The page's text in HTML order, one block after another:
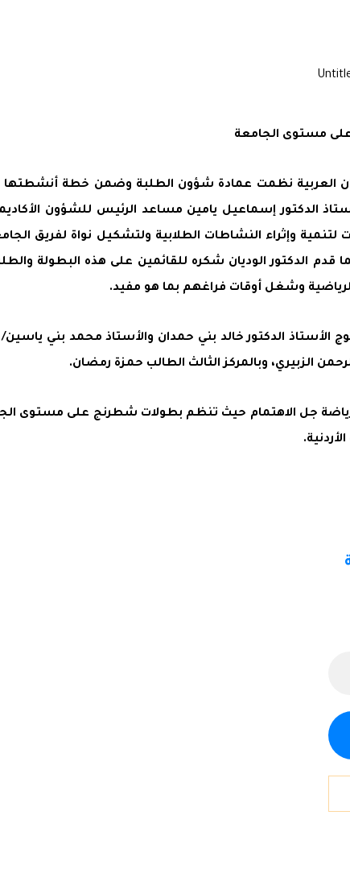
مستوى الجامعة
الدكتور إسماعيل يامين مساعد الرئيس للشؤون
وإثراء النشاطات الطلابية ولتشكيل نواة لفريق
قدم الدكتور الوديان شكره للقائمين على هذه البطولة
وشغل أوقات فراغهم بما هو مفيد.
شارك بها (14) طالباً وطالبة توج الأستاذ الدكتور خالد بني حمدان
الزبيري، وبالمركز الثالث الطالب حمزة رمضان.
جل الاهتمام حيث تنظم بطولات شطرنج على مستوى